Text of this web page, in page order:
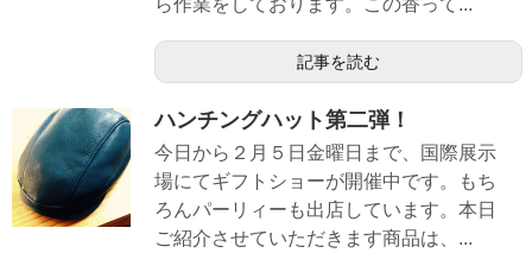
記事を読む
ハンチングハット第二弾！
今日から２月５日金曜日まで、国際展示
場にてギフトショーが開催中です。もち
ろんパーリィーも出店しています。本日
ご紹介させていただきます商品は、...